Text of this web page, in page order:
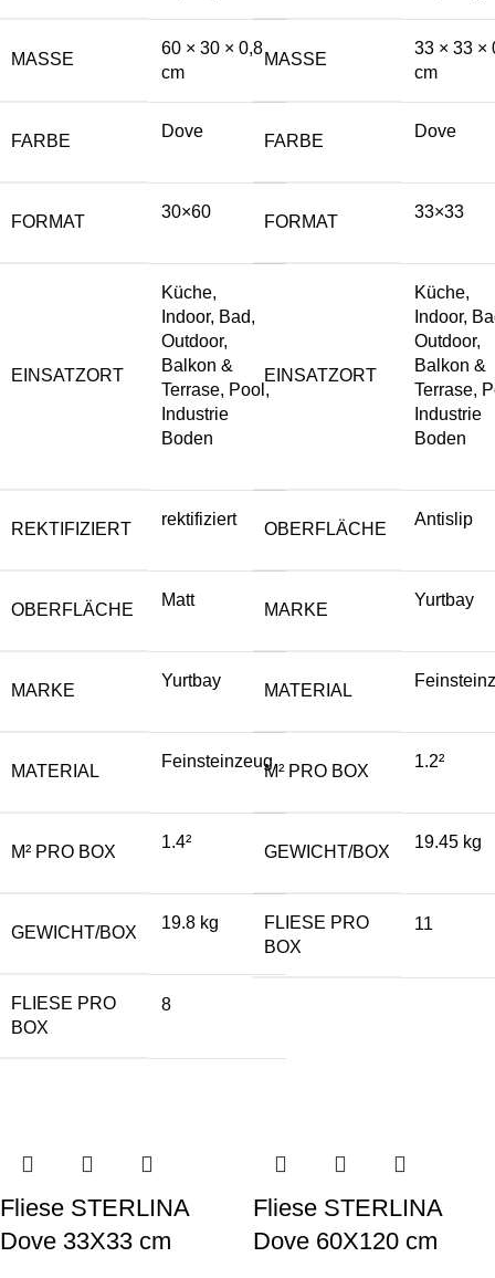
MASSE
60 × 30 × 0,8
cm
FARBE
Dove
FORMAT
30×60
EINSATZORT
Küche,
Indoor, Bad,
Outdoor,
Balkon &
Terrase, Pool,
Industrie
Boden
REKTIFIZIERT
rektifiziert
OBERFLÄCHE
Matt
MARKE
Yurtbay
MATERIAL
Feinsteinzeug
M² PRO BOX
1.4²
GEWICHT/BOX
19.8 kg
FLIESE PRO
BOX
8
MASSE
33 × 33 ×
cm
FARBE
Dove
FORMAT
33×33
EINSATZORT
Küche,
Indoor,
Outdoor,
Balkon &
Terrase,
Industrie
Boden
OBERFLÄCHE
Antislip
MARKE
Yurtbay
MATERIAL
M² PRO BOX
1.2²
GEWICHT/BOX
19.45 kg
FLIESE PRO
BOX
11
Fliese STERLINA
Dove 33X33 cm
Fliese STERLINA
Dove 60X120 cm